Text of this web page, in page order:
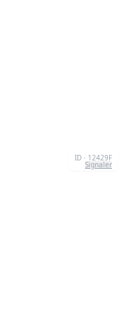
ID · 12429F
Signaler